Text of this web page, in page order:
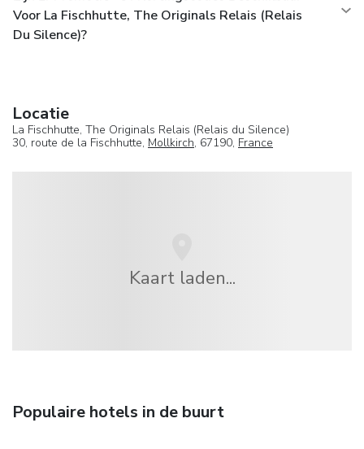
Voor La Fischhutte, The Originals Relais (Relais
Du Silence)?
Locatie
La Fischhutte, The Originals Relais (Relais du Silence)
30, route de la Fischhutte, Mollkirch, 67190, France
Kaart laden...
Populaire hotels in de buurt